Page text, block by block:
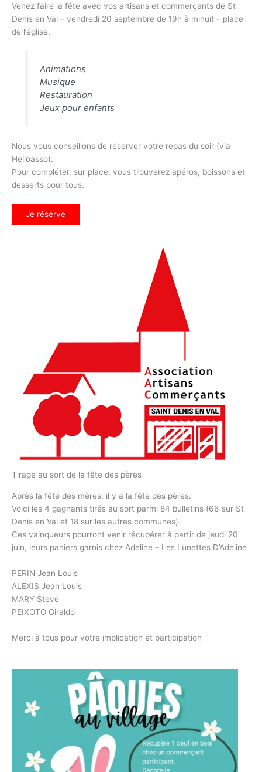
Venez faire la fête avec vos artisans et commerçants de St
Denis en Val – vendredi 20 septembre de 19h à minuit – place
de l’église.
Animations
Musique
Restauration
Jeux pour enfants
Nous vous conseillons de réserver votre repas du soir (via
Helloasso).
Pour compléter, sur place, vous trouverez apéros, boissons et
desserts pour tous.
Je réserve
Tirage au sort de la fête des pères
Après la fête des mères, il y a la fête des pères.
Voici les 4 gagnants tirés au sort parmi 84 bulletins (66 sur St
Denis en Val et 18 sur les autres communes).
Ces vainqueurs pourront venir récupérer à partir de jeudi 20
juin, leurs paniers garnis chez Adeline – Les Lunettes D’Adeline
PERIN Jean Louis
ALEXIS Jean Louis
MARY Steve
PEIXOTO Giraldo
Merci à tous pour votre implication et participation